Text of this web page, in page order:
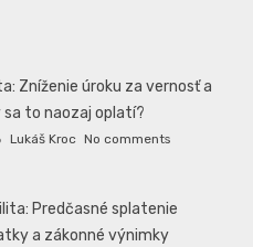
Zníženie úroku za vernosť a
sa to naozaj oplatí?
Lukáš Kroc No comments
Predčasné splatenie
a zákonné výnimky